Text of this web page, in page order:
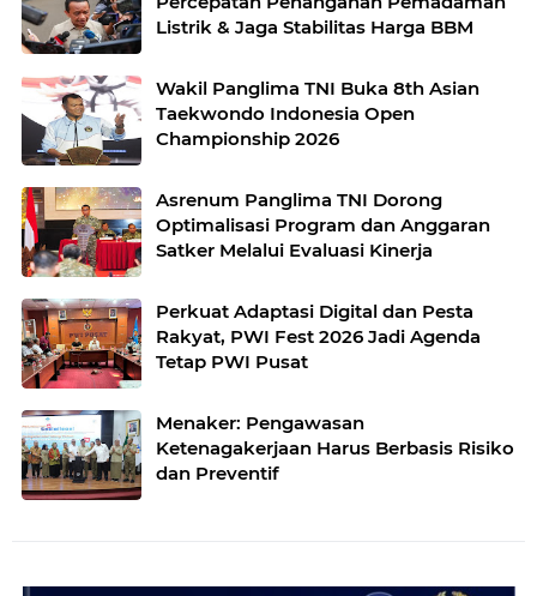
Listrik & Jaga Stabilitas Harga BBM
Wakil Panglima TNI Buka 8th Asian
Taekwondo Indonesia Open
Championship 2026
Asrenum Panglima TNI Dorong
Optimalisasi Program dan Anggaran
Satker Melalui Evaluasi Kinerja
Perkuat Adaptasi Digital dan Pesta
Rakyat, PWI Fest 2026 Jadi Agenda
Tetap PWI Pusat
Menaker: Pengawasan
Ketenagakerjaan Harus Berbasis Risiko
dan Preventif